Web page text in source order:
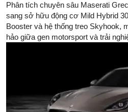
Phân tích chuyên sâu Maserati
sang sở hữu động cơ Mild Hybrid
Booster và hệ thống treo Skyhook,
hảo giữa gen motorsport và trải